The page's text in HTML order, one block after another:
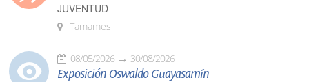
JUVENTUD
Tamames
08/05/2026 30/08/2026
Exposición Oswaldo Guayasamín